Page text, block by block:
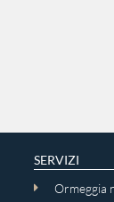
SERVIZI
Ormeggia